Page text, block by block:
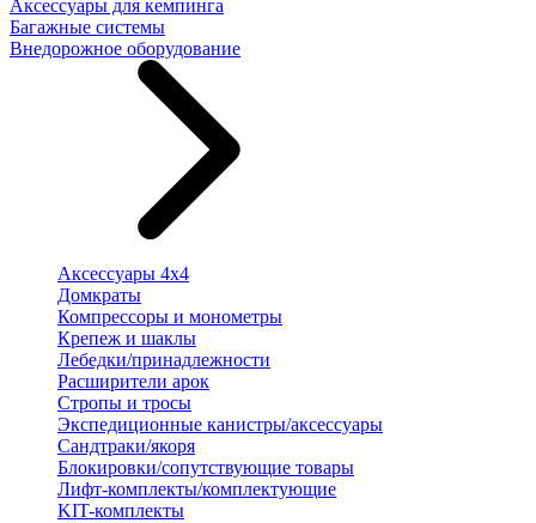
Аксессуары для кемпинга
Багажные системы
Внедорожное оборудование
Аксессуары 4х4
Домкраты
Компрессоры и монометры
Крепеж и шаклы
Лебедки/принадлежности
Расширители арок
Стропы и тросы
Экспедиционные канистры/аксессуары
Сандтраки/якоря
Блокировки/сопутствующие товары
Лифт-комплекты/комплектующие
KIT-комплекты